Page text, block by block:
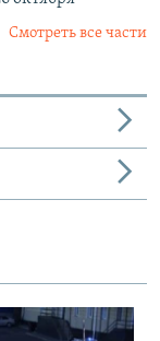
Смотреть все части